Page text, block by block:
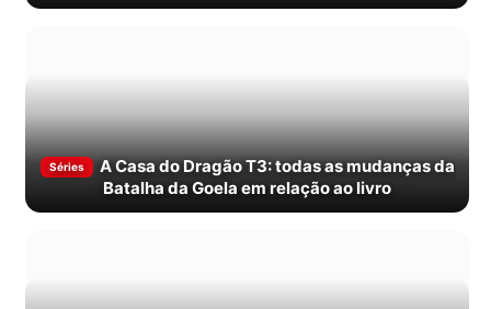
Séries
A Casa do Dragão T3: todas as mudanças da
Batalha da Goela em relação ao livro